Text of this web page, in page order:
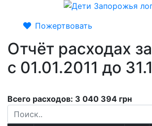
Пожертвовать
Отчёт расходах
с 01.01.2011 до
Всего расходов: 3 040 394 грн